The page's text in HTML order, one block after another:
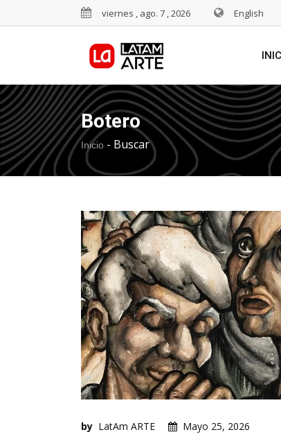
viernes , ago. 7 , 2026 English
Botero
Inicio - Buscar
by LatAm ARTE
Mayo 25, 2026